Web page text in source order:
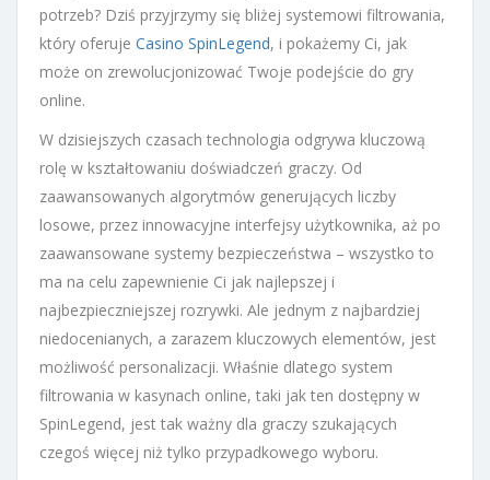
potrzeb? Dziś przyjrzymy się bliżej systemowi filtrowania,
który oferuje Casino SpinLegend, i pokażemy Ci, jak
może on zrewolucjonizować Twoje podejście do gry
online.
W dzisiejszych czasach technologia odgrywa kluczową
rolę w kształtowaniu doświadczeń graczy. Od
zaawansowanych algorytmów generujących liczby
losowe, przez innowacyjne interfejsy użytkownika, aż po
zaawansowane systemy bezpieczeństwa – wszystko to
ma na celu zapewnienie Ci jak najlepszej i
najbezpieczniejszej rozrywki. Ale jednym z najbardziej
niedocenianych, a zarazem kluczowych elementów, jest
możliwość personalizacji. Właśnie dlatego system
filtrowania w kasynach online, taki jak ten dostępny w
SpinLegend, jest tak ważny dla graczy szukających
czegoś więcej niż tylko przypadkowego wyboru.